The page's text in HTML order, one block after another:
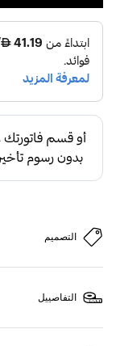
التصميم
التفاصييل